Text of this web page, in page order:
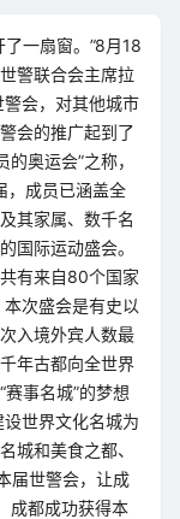
一扇窗。”8月18
警联合会主席拉
会，对其他城市
会的推广起到了
奥运会”之称，
，成员已涵盖全
其家属、数千名
国际运动盛会。
有来自80个国家
次盛会是有史以
入境外宾人数最
年古都向全世界
事名城”的梦想
世界文化名城为
城和美食之都、
届世警会，让成
成都成功获得本